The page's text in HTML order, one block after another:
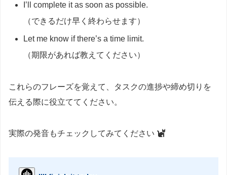
I’ll complete it as soon as possible.
（できるだけ早く終わらせます）
Let me know if there’s a time limit.
（期限があれば教えてください）
これらのフレーズを覚えて、タスクの進捗や締め切りを
伝える際に役立ててください。
実際の発音もチェックしてみてください